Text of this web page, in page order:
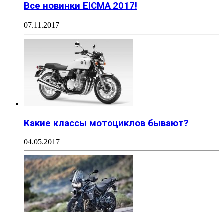
Все новинки EICMA 2017!
07.11.2017
Какие классы мотоциклов бывают?
04.05.2017